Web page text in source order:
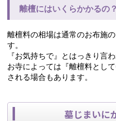
離檀にはいくらかかるの？
離檀料の相場は通常のお布施
す。
『お気持ちで』とはっきり言
お寺によっては『離檀料とし
される場合もあります。
墓じまいに